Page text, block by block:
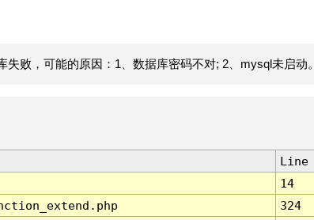
失败，可能的原因：1、数据库密码不对; 2、mysql未启动。
Line
14
324